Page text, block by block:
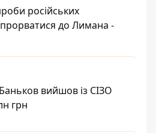
російських
до Лимана -
вийшов із СІЗО
грн